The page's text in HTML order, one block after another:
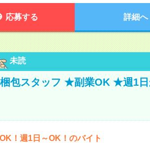
応募する 詳細へ
未読
梱包スタッフ ★副業OK ★週1日
！週1日～OK！のバイト